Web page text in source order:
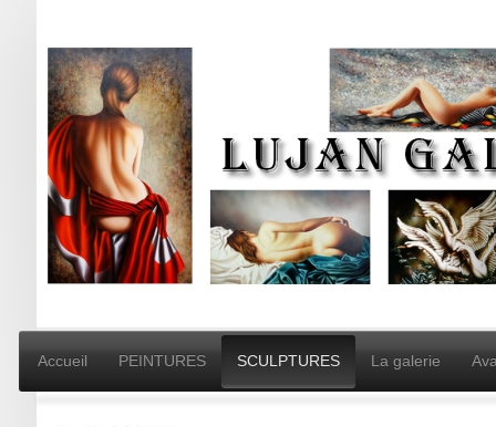
Accueil PEINTURES SCULPTURES La galerie